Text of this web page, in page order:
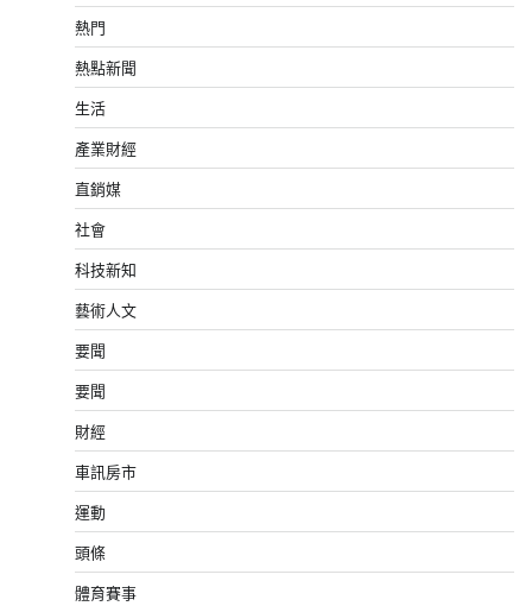
熱門
熱點新聞
生活
產業財經
直銷媒
社會
科技新知
藝術人文
要聞
要聞
財經
車訊房市
運動
頭條
體育賽事